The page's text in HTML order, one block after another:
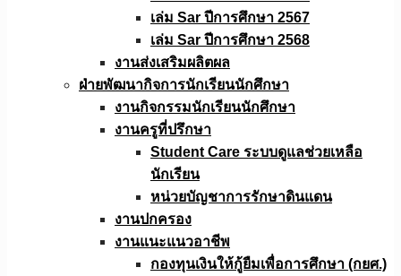
เล่ม Sar ปีการศึกษา 2567
เล่ม Sar ปีการศึกษา 2568
งานส่งเสริมผลิตผล
ฝ่ายพัฒนากิจการนักเรียนนักศึกษา
งานกิจกรรมนักเรียนนักศึกษา
งานครูที่ปรึกษา
Student Care ระบบดูแลช่วยเหลือ
นักเรียน
หน่วยบัญชาการรักษาดินแดน
งานปกครอง
งานแนะแนวอาชีพ
กองทุนเงินให้กู้ยืมเพื่อการศึกษา (กยศ.)